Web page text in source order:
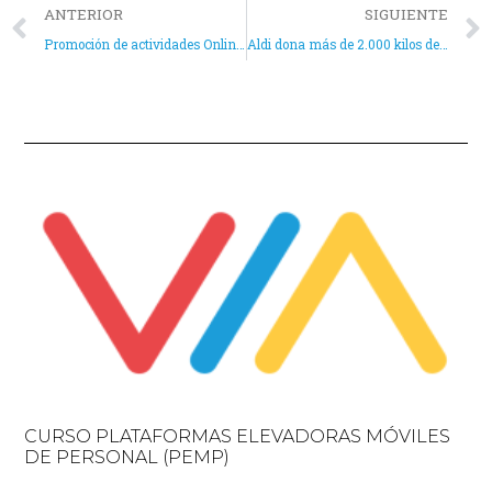
ANTERIOR
Promoción de actividades Online para jóvenes
SIGUIENTE
Aldi dona más de 2.000 kilos de alimentos para las familias más vulnerables de Aspe
CURSO PLATAFORMAS ELEVADORAS MÓVILES
DE PERSONAL (PEMP)